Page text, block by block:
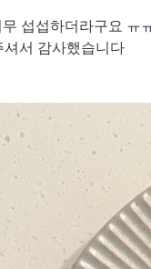
섭섭하더라구요 ㅠ
서 감사했습니다